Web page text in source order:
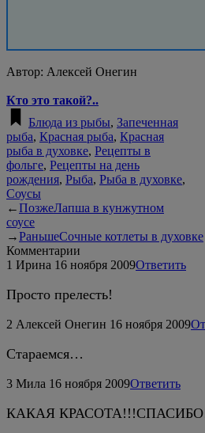
Автор: Алексей Онегин
Кто это такой?..
Блюда из рыбы, Запеченная
рыба, Красная рыба, Красная
рыба в духовке, Рецепты в
фольге, Рецепты на день
рождения, Рыба, Рыба в духовке,
Соусы
←ПозжеЛапша в кунжутном
соусе
→РаньшеСочные котлеты в духовке
Комментарии
1 Ирина 16 ноября 2009Ответить
Просто прелесть!
2 Алексей Онегин 16 ноября 2009
Стараемся…
3 Мила 16 ноября 2009Ответить
КАКАЯ